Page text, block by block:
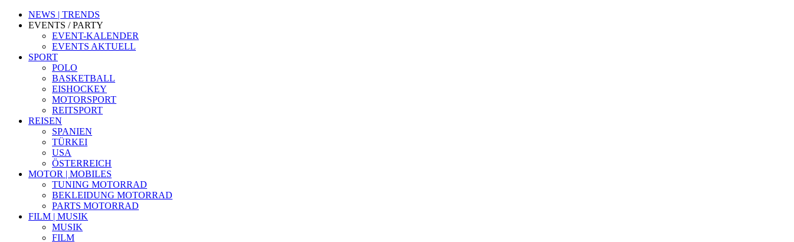
NEWS | TRENDS
EVENTS / PARTY
EVENT-KALENDER
EVENTS AKTUELL
SPORT
POLO
BASKETBALL
EISHOCKEY
MOTORSPORT
REITSPORT
REISEN
SPANIEN
TÜRKEI
USA
ÖSTERREICH
MOTOR | MOBILES
TUNING MOTORRAD
BEKLEIDUNG MOTORRAD
PARTS MOTORRAD
FILM | MUSIK
MUSIK
FILM